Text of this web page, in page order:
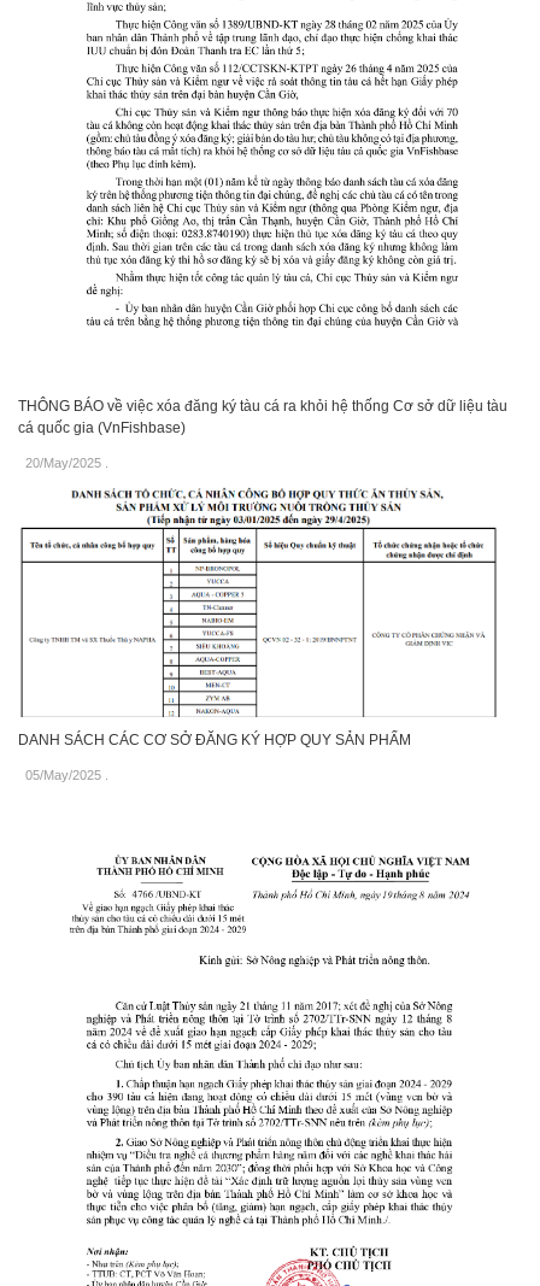
THÔNG BÁO về việc xóa đăng ký tàu cá ra khỏi hệ thống Cơ sở dữ liệu tàu
cá quốc gia (VnFishbase)
20/May/2025
DANH SÁCH CÁC CƠ SỞ ĐĂNG KÝ HỢP QUY SẢN PHẨM
05/May/2025